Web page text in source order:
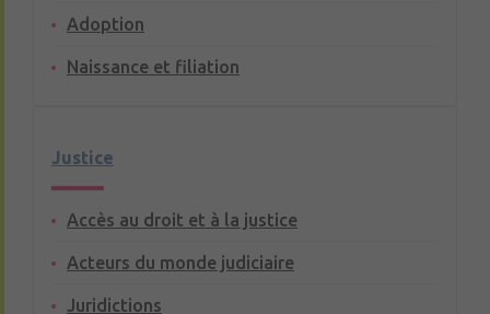
Adoption
Naissance et filiation
Justice
Accès au droit et à la justice
Acteurs du monde judiciaire
Juridictions